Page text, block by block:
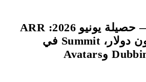
ElevenLabs — حصيلة يونيو 2026: ARR
بقيمة 500 مليون دولار، Summit في